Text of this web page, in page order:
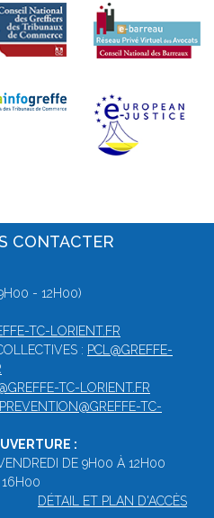
CONTACTER
- 12H00)
TC-LORIENT.FR
: PCL@GREFFE-
TC-LORIENT.FR
PREVENTION@GREFFE-TC-
:
DE 9H00 À 12H00
16H00
DÉTAIL ET PLAN D'ACCÈS